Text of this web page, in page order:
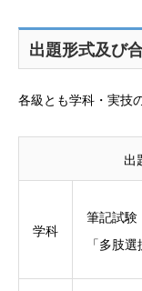
出題形式及び
各級とも学科・実技
出
学科
筆記試験
「多肢